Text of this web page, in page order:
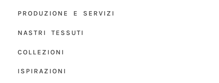
PRODUZIONE E SERVIZI
NASTRI TESSUTI
COLLEZIONI
ISPIRAZIONI